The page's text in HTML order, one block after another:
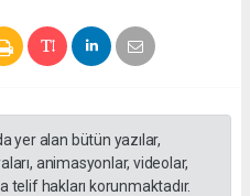
yer alan bütün yazılar,
animasyonlar, videolar,
telif hakları korunmaktadır.